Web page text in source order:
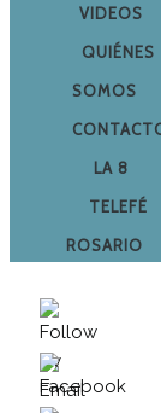
VIDEOS
QUIÉNES
SOMOS
LA 8
TELEFÉ
ROSARIO